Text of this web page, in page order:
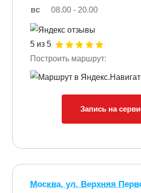
вс
08.00 - 20.00
5 из 5
Построить маршрут:
Запись на
Москва, ул. Верхняя